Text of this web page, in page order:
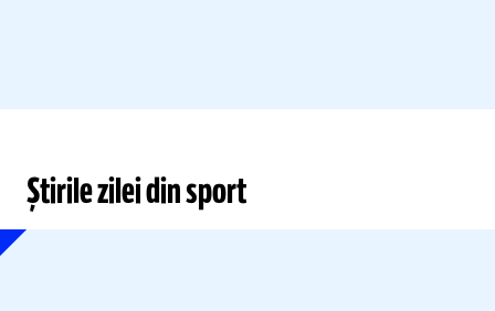
Știrile zilei din sport